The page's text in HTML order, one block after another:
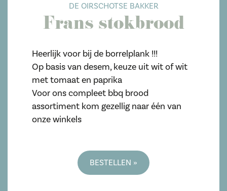
DE OIRSCHOTSE BAKKER
Frans stokbrood
Heerlijk voor bij de borrelplank !!!
Op basis van desem, keuze uit wit of wit
met tomaat en paprika
Voor ons compleet bbq brood
assortiment kom gezellig naar één van
onze winkels
BESTELLEN »